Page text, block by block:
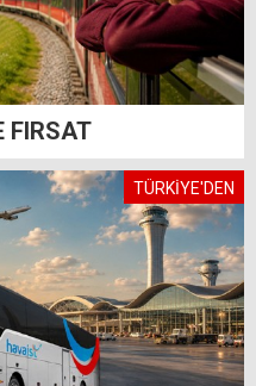
FIRSAT
TÜRKİYE'DEN